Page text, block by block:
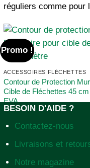
réguliers comme pour
Promo !
ACCESSOIRES FLÉCHETTES
Contour de Protection
Cible de Fléchettes 45
EVA
Note5sur 5
BESOIN D'AIDE ?
Contactez-nous
Livraisons et
Notre magazine